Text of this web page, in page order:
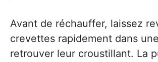
Avant de réchauffer, laissez
crevettes rapidement dans
retrouver leur croustillant. La